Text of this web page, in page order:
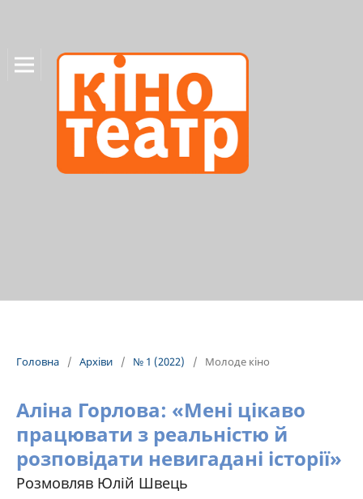
Головна / Архіви / № 1 (2022) / Молоде кіно
Аліна Горлова: «Мені цікаво
працювати з реальністю й
розповідати невигадані історії»
Розмовляв Юлій Швець